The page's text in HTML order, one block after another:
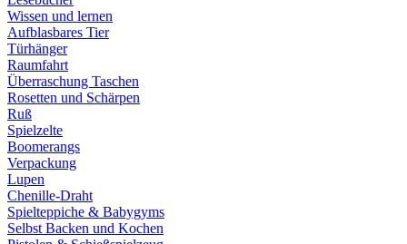
Wissen und lernen
Aufblasbares Tier
Türhänger
Raumfahrt
Überraschung Taschen
Rosetten und Schärpen
Ruß
Spielzelte
Boomerangs
Verpackung
Lupen
Chenille-Draht
Spielteppiche & Babygyms
Selbst Backen und Kochen